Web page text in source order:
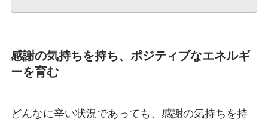
感謝の気持ちを持ち、ポジティブなエネルギ
ーを育む
どんなに辛い状況であっても、感謝の気持ちを持